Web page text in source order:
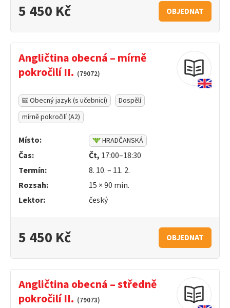
5 450 Kč OBJEDNAT
Angličtina obecná – mírně
pokročilí II. (79072)
Obecný jazyk (s učebnicí)
Dospělí
mírně pokročilí (A2)
Místo: HRADČANSKÁ
Čas: Čt, 17:00–18:30
Termín:
8. 10. – 11. 2.
Rozsah:
15 ×90 min.
Lektor:
český
5 450 Kč OBJEDNAT
Angličtina obecná – středně
pokročilí II. (79073)